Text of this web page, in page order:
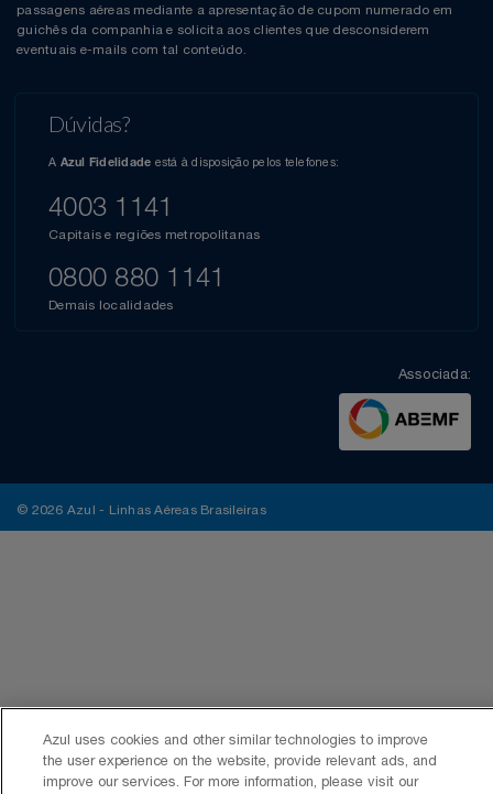
passagens aéreas mediante a apresentação de cupom numerado em
guichês da companhia e solicita aos clientes que desconsiderem
eventuais e-mails com tal conteúdo.
Dúvidas?
A Azul Fidelidade está à disposição pelos telefones:
4003 1141
Capitais e regiões metropolitanas
0800 880 1141
Demais localidades
Associada:
© 2026 Azul - Linhas Aéreas Brasileiras
Azul uses cookies and other similar technologies to improve
the user experience on the website, provide relevant ads, and
improve our services. For more information, please visit our